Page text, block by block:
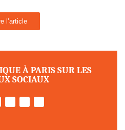
l’article
À PARIS SUR LES
SOCIAUX